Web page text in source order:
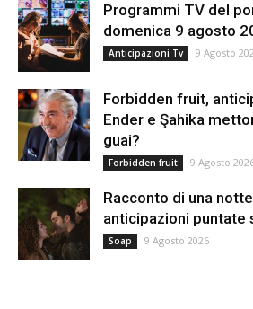
Programmi TV del
domenica 9 agosto
Anticipazioni Tv 9 Agosto
Forbidden fruit,
Ender e Şahika
guai?
Forbidden fruit 9 Agosto
Racconto di una
anticipazioni puntate
Soap 9 Agosto 2026